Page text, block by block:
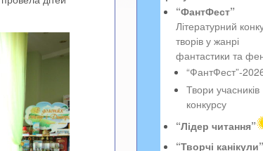
“ФантФест”
Літературний
творів у жанрі
фантастики та
“ФантФест”-
Твори учасників
конкурсу
“Лідер читання”
“Творчі канікули”